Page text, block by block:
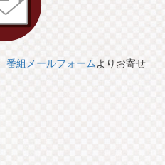
番組メールフォームよりお寄せ